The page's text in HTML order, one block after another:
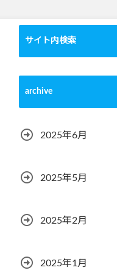
サイト内検索
archive
2025年6月
2025年5月
2025年2月
2025年1月